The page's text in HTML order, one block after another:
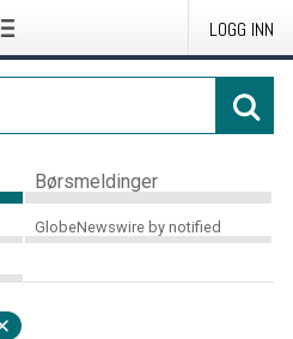
LOGG INN
Børsmeldinger
GlobeNewswire by notified